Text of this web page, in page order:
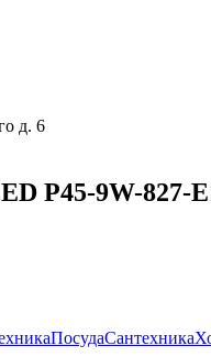
д. 6
P45-9W-827-
ПосудаСантехника